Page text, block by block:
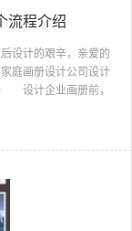
流程介绍
设计的艰辛，亲爱的
庭画册设计公司设计
设计企业画册前，
计是介绍企业内部文
着画册设计工作的开
骤 ...